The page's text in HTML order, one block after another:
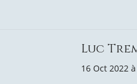
Luc
16 Oct 2022